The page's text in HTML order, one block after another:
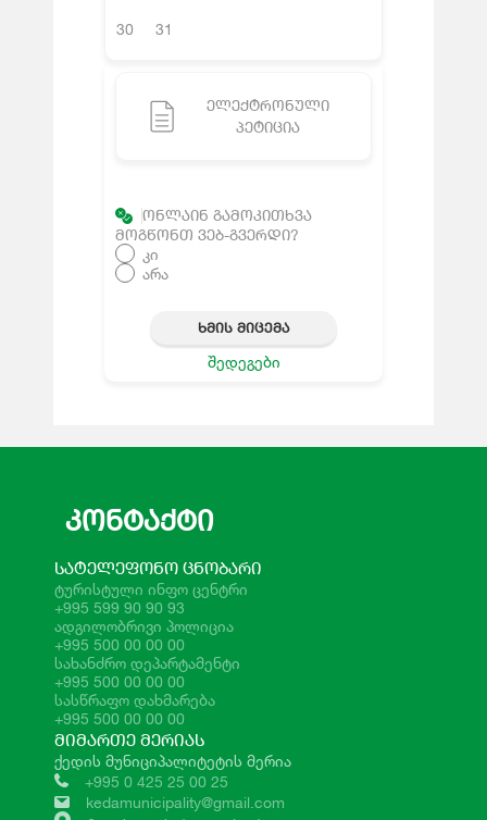
30 31
ᲔᲚᲔᲥᲢᲠᲝᲜᲣᲚᲘ
ᲞᲔᲢᲘᲪᲘᲐ
ᲝᲜᲚᲐᲘᲜ ᲒᲐᲛᲝᲙᲘᲗᲮᲕᲐ
ᲛᲝᲒᲬᲝᲜᲗ ᲕᲔᲑ-ᲒᲕᲔᲠᲓᲘ?
კი
არა
ᲮᲛᲘᲡ ᲛᲘᲪᲔᲛᲐ
შედეგები
ᲙᲝᲜᲢᲐᲥᲢᲘ
ᲡᲐᲢᲔᲚᲔᲤᲝᲜᲝ ᲪᲜᲝᲑᲐᲠᲘ
ტურისტული ინფო ცენტრი
+995 599 90 90 93
ადგილობრივი პოლიცია
+995 500 00 00 00
სახანძრო დეპარტამენტი
+995 500 00 00 00
სასწრაფო დახმარება
+995 500 00 00 00
ᲛᲘᲛᲐᲠᲗᲔ ᲛᲔᲠᲘᲐᲡ
ქედის მუნიციპალიტეტის მერია
+995 0 425 25 00 25
kedamunicipality@gmail.com